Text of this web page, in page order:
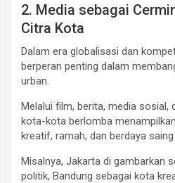
2. Media sebagai
Citra Kota
Dalam era globalisasi dan
berperan penting dalam
urban.
Melalui film, berita, media sosial,
kota-kota berlomba
kreatif, ramah, dan berdaya
Misalnya, Jakarta di gambarkan
politik, Bandung sebagai kota